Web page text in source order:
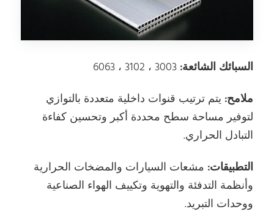
السبائك الشائعة: 3003 ، 3102 ، 6063
ملامح: يتم ترتيب قنوات داخلية متعددة بالتوازي
لتوفير مساحة سطح محددة أكبر وتحسين كفاءة
التبادل الحراري.
التطبيقات: مشعات السيارات والمضخات الحرارية
وأنظمة التدفئة والتهوية وتكييف الهواء الصناعية
ووحدات التبريد.